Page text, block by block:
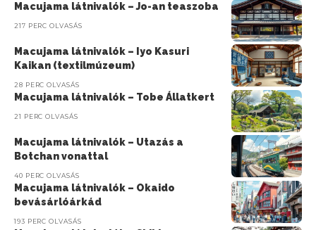
Macujama látnivalók – Jo-an teaszoba
217 PERC OLVASÁS
Macujama látnivalók – Iyo Kasuri
Kaikan (textilmúzeum)
28 PERC OLVASÁS
Macujama látnivalók – Tobe Állatkert
21 PERC OLVASÁS
Macujama látnivalók – Utazás a
Botchan vonattal
40 PERC OLVASÁS
Macujama látnivalók – Okaido
bevásárlóárkád
193 PERC OLVASÁS